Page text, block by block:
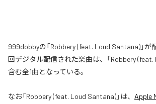
999dobbyの「Robbery (feat. Loud Santana)」
回デジタル配信された楽曲は、「Robbery (feat.
含む全1曲となっている。
なお「Robbery (feat. Loud Santana)」は、 Apple